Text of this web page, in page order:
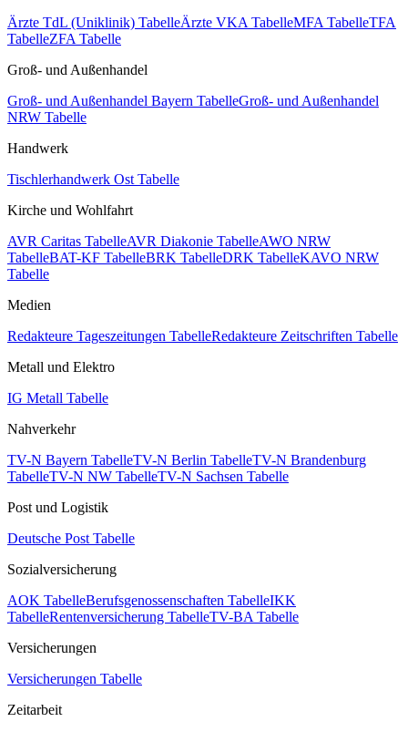
Ärzte TdL (Uniklinik) TabelleÄrzte VKA TabelleMFA TabelleTFA
TabelleZFA Tabelle
Groß- und Außenhandel
Groß- und Außenhandel Bayern TabelleGroß- und Außenhandel
NRW Tabelle
Handwerk
Tischlerhandwerk Ost Tabelle
Kirche und Wohlfahrt
AVR Caritas TabelleAVR Diakonie TabelleAWO NRW
TabelleBAT-KF TabelleBRK TabelleDRK TabelleKAVO NRW
Tabelle
Medien
Redakteure Tageszeitungen TabelleRedakteure Zeitschriften Tabelle
Metall und Elektro
IG Metall Tabelle
Nahverkehr
TV-N Bayern TabelleTV-N Berlin TabelleTV-N Brandenburg
TabelleTV-N NW TabelleTV-N Sachsen Tabelle
Post und Logistik
Deutsche Post Tabelle
Sozialversicherung
AOK TabelleBerufsgenossenschaften TabelleIKK
TabelleRentenversicherung TabelleTV-BA Tabelle
Versicherungen
Versicherungen Tabelle
Zeitarbeit